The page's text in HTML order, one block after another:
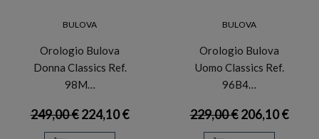
BULOVA
Orologio Bulova
Donna Classics Ref.
98M…
249,00 €224,10 €
BULOVA
Orologio Bulova
Uomo Classics Ref.
96B4…
229,00 €206,10 €